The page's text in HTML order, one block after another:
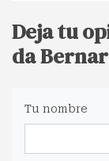
Deja tu
da
Tu nombre